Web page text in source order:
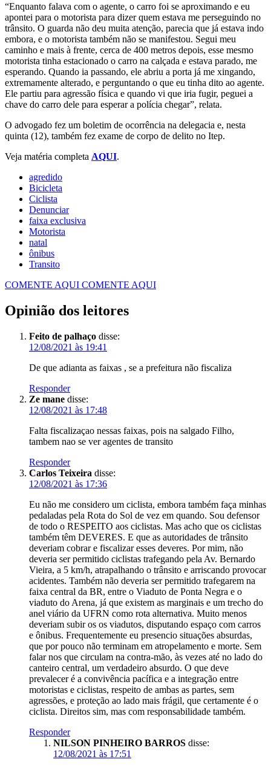
“Enquanto falava com o agente, o carro foi se aproximando e eu
apontei para o motorista para dizer quem estava me perseguindo no
trânsito. O guarda não deu muita atenção, parecia que já estava indo
embora, e o motorista também não se manifestou. Segui meu
caminho e mais à frente, cerca de 400 metros depois, esse mesmo
motorista tinha estacionado o carro na calçada e estava parado, me
esperando. Quando ia passando, ele abriu a porta já me xingando,
extremamente alterado, e perguntando o que eu tinha dito ao agente.
Ele partiu para agressão física e quando vi que iria fugir, peguei a
chave do carro dele para esperar a polícia chegar”, relata.
O advogado fez um boletim de ocorrência na delegacia e, nesta
quinta (12), também fez exame de corpo de delito no Itep.
Veja matéria completa AQUI.
agredido
Bicicleta
Ciclista
Denunciar
faixa exclusiva
Motorista
natal
ônibus
Transito
COMENTE AQUI COMENTE AQUI
Opinião dos leitores
Feito de palhaço disse:
12/08/2021 às 19:41
De que adianta as faixas , se a prefeitura não fiscaliza
Responder
Ze mane disse:
12/08/2021 às 17:48
Falta fiscalizaçao nessas faixas, pois na salgado Filho,
tambem nao se ver agentes de transito
Responder
Carlos Teixeira disse:
12/08/2021 às 17:36
Eu não me considero um ciclista, embora também faça minhas
pedaladas pela Rota do Sol de vez em quando. Sou defensor
de todo o RESPEITO aos ciclistas. Mas acho que os ciclistas
também têm DEVERES. E que as autoridades de trânsito
deveriam cobrar e fiscalizar esses deveres. Por mim, não
deveria ser permitido ciclistas trafegando pela Av. Bernardo
Vieira, a 5 km/h, atrapalhando o trânsito e arriscando provocar
acidentes. Também não deveria ser permitido trafegarem na
faixa central da BR, entre o Viaduto de Ponta Negra e o
viaduto do Arena, já que existem as marginais e um trecho do
anel viário da UFRN como rota alternativa. Muito menos
deveriam subir os os viadutos, disputando espaço com carros
e ônibus. Frequentemente eu presencio situações absurdas,
que por pouco não terminam em atropelamento e morte. Sem
falar nos que circulam na contra-mão, às vezes até no lado do
canteiro central, um verdadeiro absurdo. O que deve
prevalecer é a convivência pacífica e a integração entre
motoristas e ciclistas, respeito de ambas as partes, sem
agressões, e proteção ao lado mais frágil, que certamente é o
ciclista. Direitos sim, mas com responsabilidade também.
Responder
NILSON PINHEIRO BARROS disse:
12/08/2021 às 17:51